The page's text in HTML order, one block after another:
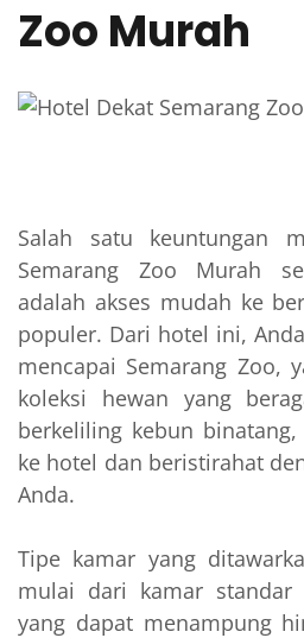
Zoo Murah
Salah satu keuntungan
Semarang Zoo Murah
adalah akses mudah ke
populer. Dari hotel ini,
mencapai Semarang Zoo,
koleksi hewan yang
berkeliling kebun
ke hotel dan beristirahat
Anda.
Tipe kamar yang
mulai dari kamar
yang dapat menampung